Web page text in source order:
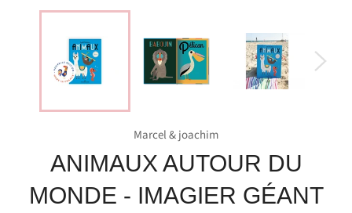
Marcel & joachim
ANIMAUX AUTOUR DU
MONDE - IMAGIER GÉANT